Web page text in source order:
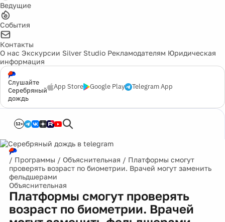
Ведущие
События
Контакты
О нас Экскурсии Silver Studio Рекламодателям Юридическая
информация
Слушайте
Серебряный
дождь
App Store Google Play Telegram App
12+
/ Программы / Объяснительная / Платформы смогут
проверять возраст по биометрии. Врачей могут заменить
фельдшерами
Объяснительная
Платформы смогут проверять
возраст по биометрии. Врачей